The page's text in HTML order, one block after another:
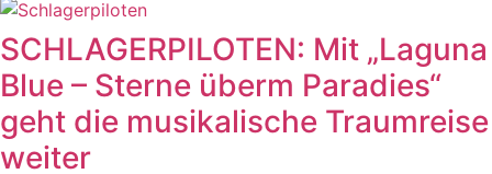
SCHLAGERPILOTEN: Mit „Laguna
Blue – Sterne überm Paradies“
geht die musikalische Traumreise
weiter